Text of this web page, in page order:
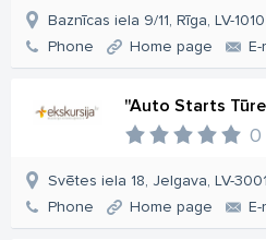
Baznīcas iela 9/11, Rīga, LV-1010
Phone
Home page E-
"Auto Starts
0
Svētes iela 18, Jelgava, LV-3001
Phone
Home page E-